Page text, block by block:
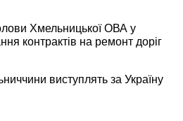
Хмельницької ОВА у
контрактів на ремонт доріг
виступлять за Україну